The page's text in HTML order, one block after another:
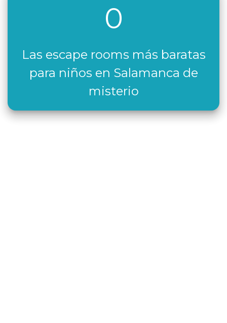
0
Las escape rooms más baratas
para niños en Salamanca de
misterio